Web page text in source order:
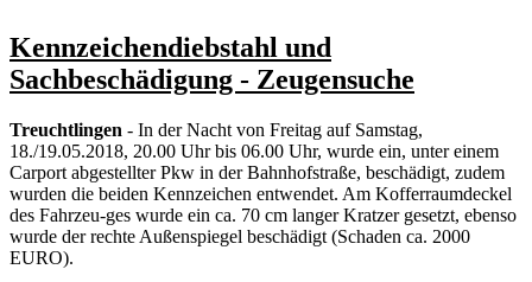
Kennzeichendiebstahl und
Sachbeschädigung - Zeugensuche
Treuchtlingen - In der Nacht von Freitag auf Samstag,
18./19.05.2018, 20.00 Uhr bis 06.00 Uhr, wurde ein, unter einem
Carport abgestellter Pkw in der Bahnhofstraße, beschädigt, zudem
wurden die beiden Kennzeichen entwendet. Am Kofferraumdeckel
des Fahrzeu-ges wurde ein ca. 70 cm langer Kratzer gesetzt, ebenso
wurde der rechte Außenspiegel beschädigt (Schaden ca. 2000
EURO).